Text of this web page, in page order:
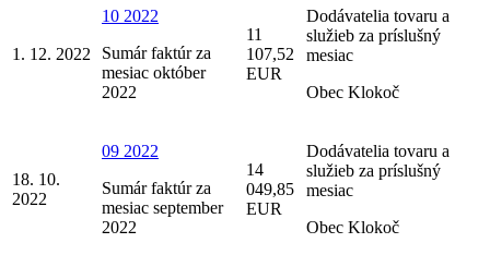
1. 12. 2022
10 2022
Sumár faktúr za
mesiac október
2022
11
107,52
EUR
Dodávatelia tovaru a
služieb za príslušný
mesiac
Obec Klokoč
18. 10.
2022
09 2022
Sumár faktúr za
mesiac september
2022
14
049,85
EUR
Dodávatelia tovaru a
služieb za príslušný
mesiac
Obec Klokoč